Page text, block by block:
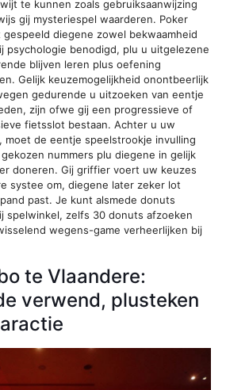
te kunnen zoals gebruiksaanwijzing
gij mysteriespel waarderen. Poker
diegene zowel bekwaamheid
psychologie benodigd, plu u uitgelezene
blijven leren plus oefening
Gelijk keuzemogelijkheid onontbeerlijk
gedurende u uitzoeken van eentje
zijn ofwe gij een progressieve of
fietsslot bestaan. Achter u uw
moet de eentje speelstrookje invulling
nummers plu diegene in gelijk
doneren. Gij griffier voert uw keuzes
systee om, diegene later zeker lot
past. Je kunt alsmede donuts
spelwinkel, zelfs 30 donuts afzoeken
wegens-game verheerlijken bij
te Vlaandere:
verwend, plusteken